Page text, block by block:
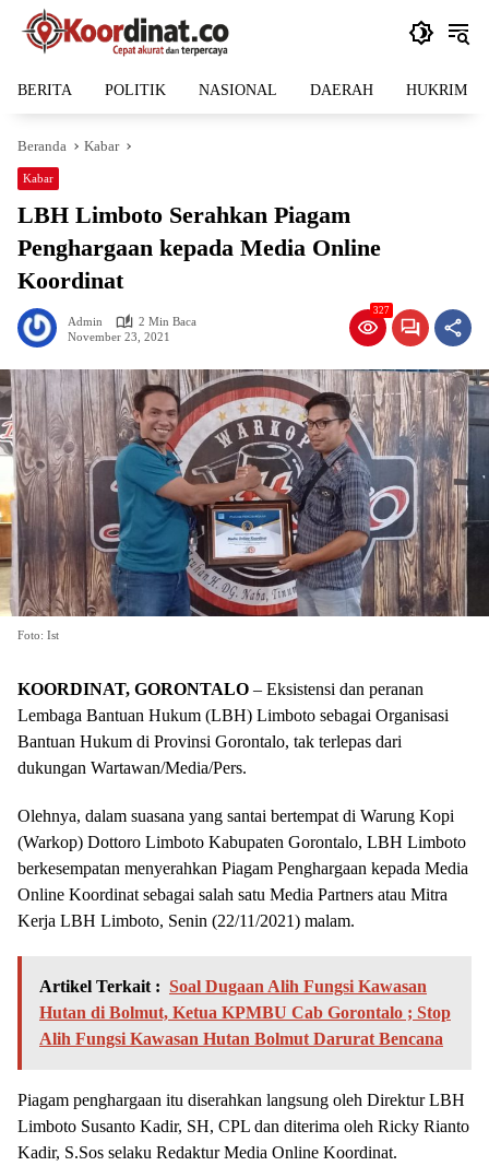
Langsung
BERITA POLITIK NASIONAL DAERAH HUKRIM
Beranda Kabar
Kabar
LBH Limboto Serahkan Piagam
Penghargaan kepada Media Online
Koordinat
Admin
2 Min Baca
November 23, 2021
327
Foto: Ist
KOORDINAT, GORONTALO – Eksistensi dan peranan
Lembaga Bantuan Hukum (LBH) Limboto sebagai Organisasi
Bantuan Hukum di Provinsi Gorontalo, tak terlepas dari
dukungan Wartawan/Media/Pers.
Olehnya, dalam suasana yang santai bertempat di Warung Kopi
(Warkop) Dottoro Limboto Kabupaten Gorontalo, LBH Limboto
berkesempatan menyerahkan Piagam Penghargaan kepada Media
Online Koordinat sebagai salah satu Media Partners atau Mitra
Kerja LBH Limboto, Senin (22/11/2021) malam.
Artikel Terkait : Soal Dugaan Alih Fungsi Kawasan
Hutan di Bolmut, Ketua KPMBU Cab Gorontalo ; Stop
Alih Fungsi Kawasan Hutan Bolmut Darurat Bencana
Piagam penghargaan itu diserahkan langsung oleh Direktur LBH
Limboto Susanto Kadir, SH, CPL dan diterima oleh Ricky Rianto
Kadir, S.Sos selaku Redaktur Media Online Koordinat.